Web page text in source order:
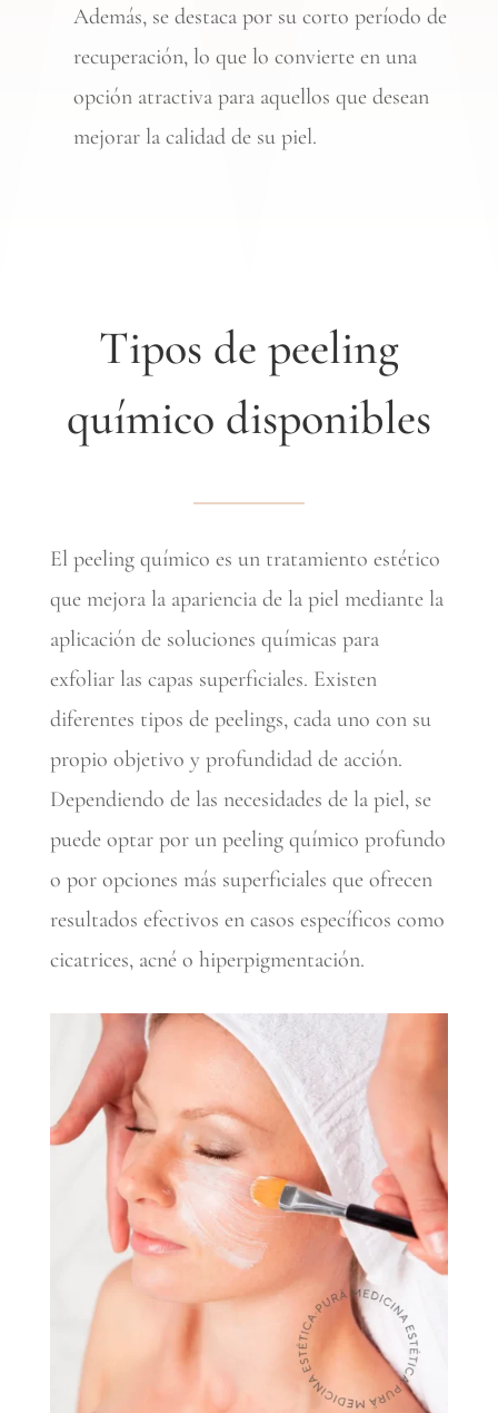
Además, se destaca por su corto período de
recuperación, lo que lo convierte en una
opción atractiva para aquellos que desean
mejorar la calidad de su piel.
Tipos de peeling
químico disponibles
El peeling químico es un tratamiento estético
que mejora la apariencia de la piel mediante la
aplicación de soluciones químicas para
exfoliar las capas superficiales. Existen
diferentes tipos de peelings, cada uno con su
propio objetivo y profundidad de acción.
Dependiendo de las necesidades de la piel, se
puede optar por un peeling químico profundo
o por opciones más superficiales que ofrecen
resultados efectivos en casos específicos como
cicatrices, acné o hiperpigmentación.